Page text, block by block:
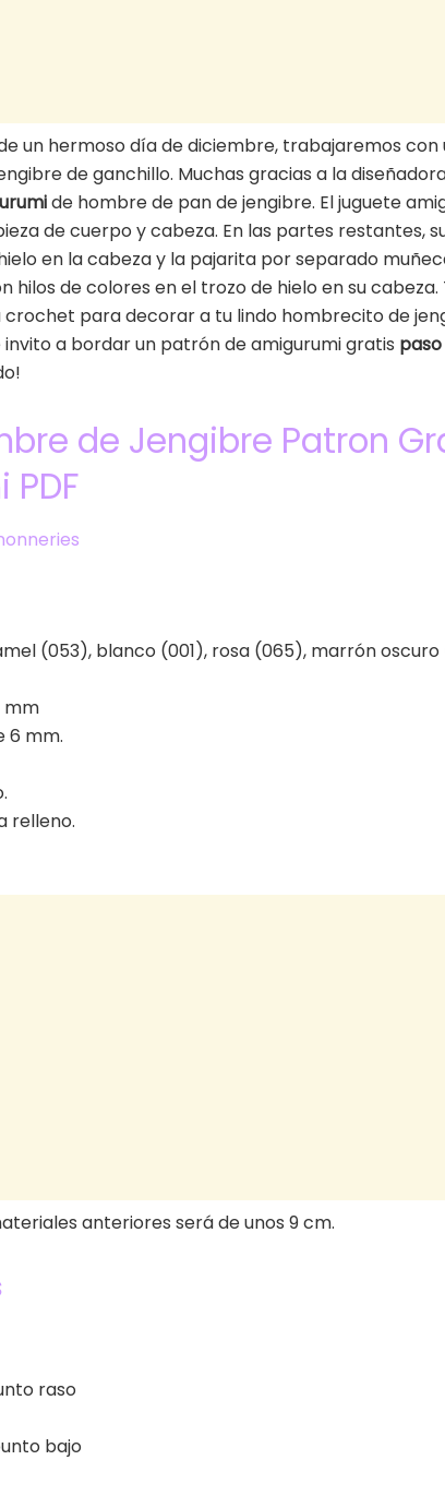
un hermoso día de diciembre, trabajaremos
de ganchillo. Muchas gracias a la
de hombre de pan de jengibre. El juguete
de cuerpo y cabeza. En las partes restantes,
en la cabeza y la pajarita por separado
hilos de colores en el trozo de hielo en su
crochet para decorar a tu lindo hombrecito de
invito a bordar un patrón de amigurumi gratis
de Jengibre Patron
(053), blanco (001), rosa (065), marrón
mm
6 mm.
relleno.
anteriores será de unos 9 cm.
raso
bajo